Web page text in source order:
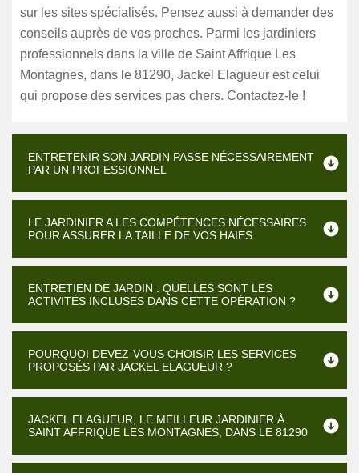
sur les sites spécialisés. Pensez aussi à demander des
conseils auprès de vos proches. Parmi les jardiniers
professionnels dans la ville de Saint Affrique Les
Montagnes, dans le 81290, Jackel Elagueur est celui
qui propose des services pas chers. Contactez-le !
ENTRETENIR SON JARDIN PASSE NÉCESSAIREMENT
PAR UN PROFESSIONNEL
LE JARDINIER A LES COMPÉTENCES NÉCESSAIRES
POUR ASSURER LA TAILLE DE VOS HAIES
ENTRETIEN DE JARDIN : QUELLES SONT LES
ACTIVITÉS INCLUSES DANS CETTE OPÉRATION ?
POURQUOI DEVEZ-VOUS CHOISIR LES SERVICES
PROPOSÉS PAR JACKEL ELAGUEUR ?
JACKEL ELAGUEUR, LE MEILLEUR JARDINIER À
SAINT AFFRIQUE LES MONTAGNES, DANS LE 81290